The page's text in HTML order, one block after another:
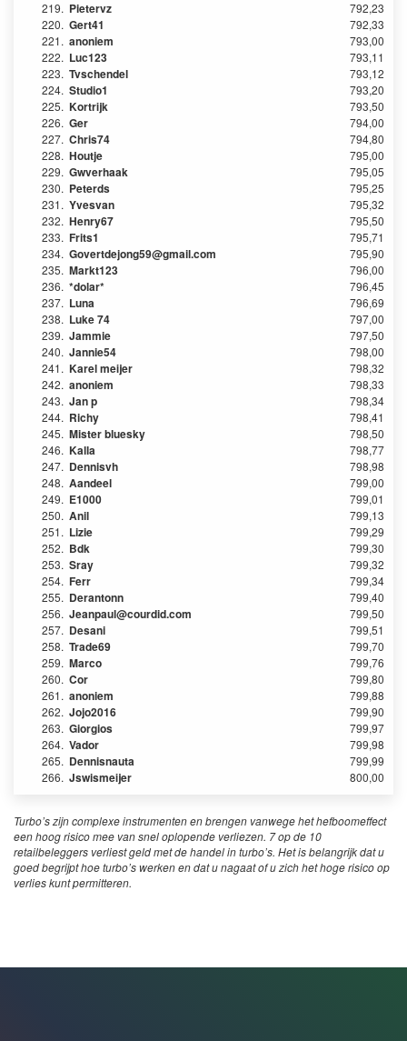
219. Pietervz
792,23
220. Gert41
792,33
221. anoniem
793,00
222. Luc123
793,11
223. Tvschendel
793,12
224. Studio1
793,20
225. Kortrijk
793,50
226. Ger
794,00
227. Chris74
794,80
228. Houtje
795,00
229. Gwverhaak
795,05
230. Peterds
795,25
231. Yvesvan
795,32
232. Henry67
795,50
233. Frits1
795,71
234. Govertdejong59@gmail.com
795,90
235. Markt123
796,00
236. *dolar*
796,45
237. Luna
796,69
238. Luke 74
797,00
239. Jammie
797,50
240. Jannie54
798,00
241. Karel meijer
798,32
242. anoniem
798,33
243. Jan p
798,34
244. Richy
798,41
245. Mister bluesky
798,50
246. Kalla
798,77
247. Dennisvh
798,98
248. Aandeel
799,00
249. E1000
799,01
250. Anil
799,13
251. Lizie
799,29
252. Bdk
799,30
253. Sray
799,32
254. Ferr
799,34
255. Derantonn
799,40
256. Jeanpaul@courdid.com
799,50
257. Desani
799,51
258. Trade69
799,70
259. Marco
799,76
260. Cor
799,80
261. anoniem
799,88
262. Jojo2016
799,90
263. Giorgios
799,97
264. Vador
799,98
265. Dennisnauta
799,99
266. Jswismeijer 800,00
Turbo’s zijn complexe instrumenten en brengen vanwege het hefboomeffect
een hoog risico mee van snel oplopende verliezen. 7 op de 10
retailbeleggers verliest geld met de handel in turbo’s. Het is belangrijk dat u
goed begrijpt hoe turbo’s werken en dat u nagaat of u zich het hoge risico op
verlies kunt permitteren.